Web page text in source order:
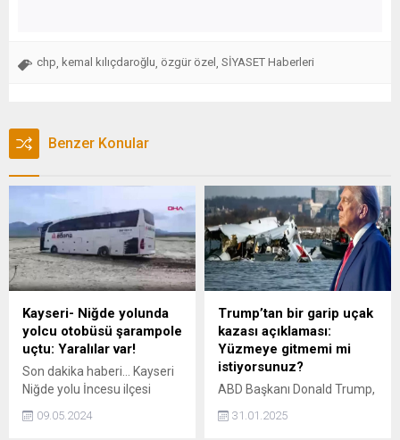
chp, kemal kılıçdaroğlu, özgür özel , SİYASET Haberleri
Benzer Konular
Kayseri- Niğde yolunda
yolcu otobüsü şarampole
uçtu: Yaralılar var!
Son dakika haberi... Kayseri
Niğde yolu İncesu ilçesi
yolcu otobüsü şarampole
09.05.2024
Trump’tan bir garip uçak
kazası açıklaması:
Yüzmeye gitmemi mi
istiyorsunuz?
ABD Başkanı Donald Trump,
yakınlarındaki Ronald
31.01.2025